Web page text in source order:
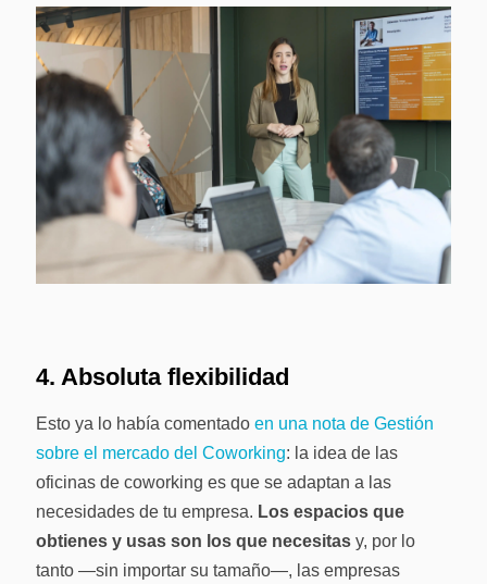
4. Absoluta flexibilidad
Esto ya lo había comentado en una nota de Gestión
sobre el mercado del Coworking: la idea de las
oficinas de coworking es que se adaptan a las
necesidades de tu empresa. Los espacios que
obtienes y usas son los que necesitasy, por lo
tanto —sin importar su tamaño—, las empresas